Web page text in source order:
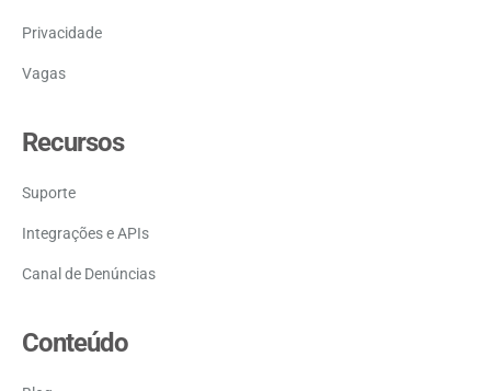
Privacidade
Vagas
Recursos
Suporte
Canal de Denúncias
Integrações e APIs
Conteúdo